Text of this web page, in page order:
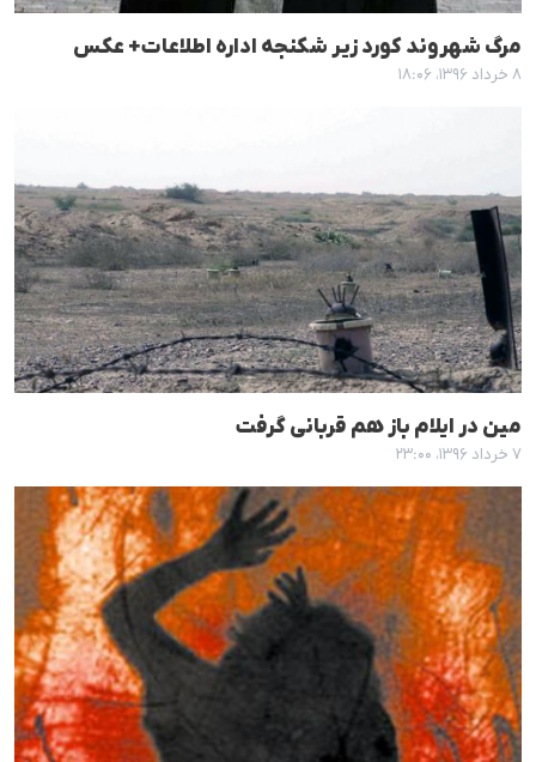
مرگ شهروند کورد زیر شکنجە ادارە اطلاعات+ عکس
۸ خرداد ۱۳۹۶، ۱۸:۰۶
مین در ایلام باز هم قربانی گرفت
۷ خرداد ۱۳۹۶، ۲۳:۰۰